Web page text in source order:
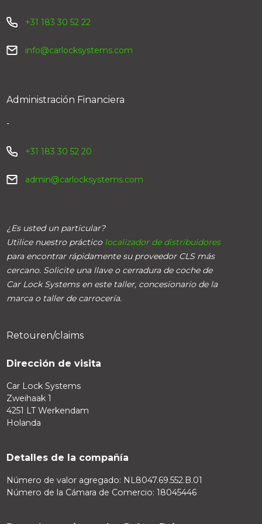
+31 183 30 52 22
info@carlocksystems.com
Administración Financiera
-
+31 183 30 52 20
admin@carlocksystems.com
¿Es usted un particular?
Utilice nuestro práctico localizador de distribuidores
para encontrar rápidamente su proveedor CLS más
cercano. Solicite una llave o cerradura de coche de
Car Lock Systems en este taller, concesionario de la
marca o taller de carrocería.
Retouren/claims
Dirección de visita
Car Lock Systems
Zweihaak 1
4251 LT Werkendam
Holanda
Detalles de la compañía
Número de valor agregado: NL8047.69.552.B.01
Número de la Cámara de Comercio: 18045446